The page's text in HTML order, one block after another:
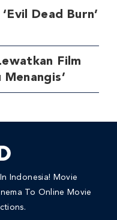
Dead Burn’
Film
Menangis’
Indonesia! Movie
To Online Movie